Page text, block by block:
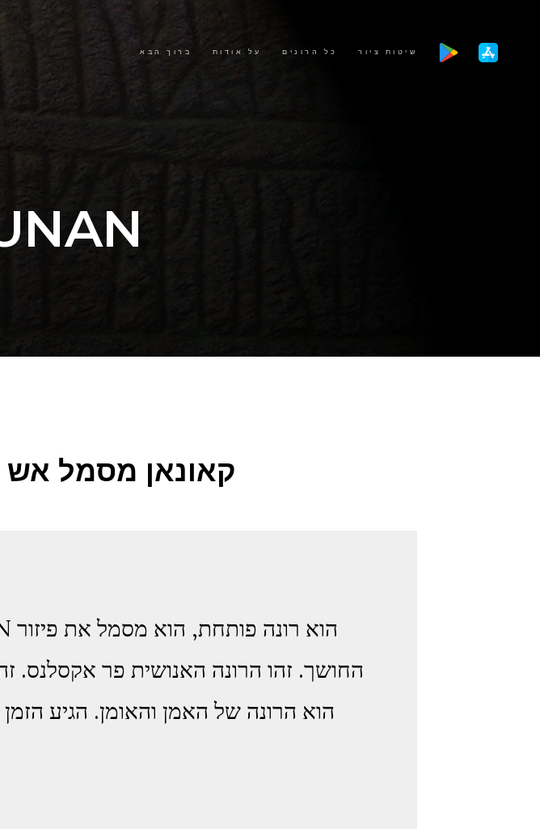
ברוך הבא על אודות כל הרונים שיטות ציור
קאונאן מסמל אש
החושך. זהו הרונה האנושית פר אקסלנס.